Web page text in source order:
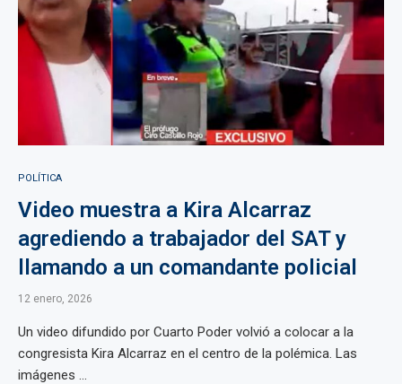
POLÍTICA
Video muestra a Kira Alcarraz
agrediendo a trabajador del SAT y
llamando a un comandante policial
12 enero, 2026
Un video difundido por Cuarto Poder volvió a colocar a la
congresista Kira Alcarraz en el centro de la polémica. Las
imágenes ...